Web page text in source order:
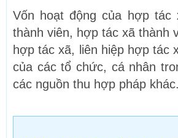
Vốn hoạt động của hợp
thành viên, hợp tác xã thành
hợp tác xã, liên hiệp hợp tác
của các tổ chức, cá nhân
các nguồn thu hợp pháp khác.